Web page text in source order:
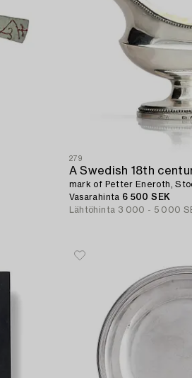
279
mark of Petter Eneroth,
Vasarahinta 6 500 SEK
Lähtöhinta 3 000 - 5 000